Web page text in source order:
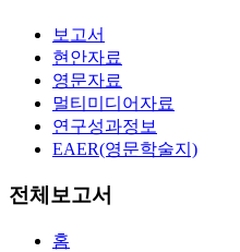
보고서
현안자료
영문자료
멀티미디어자료
연구성과정보
EAER(영문학술지)
전체보고서
홈